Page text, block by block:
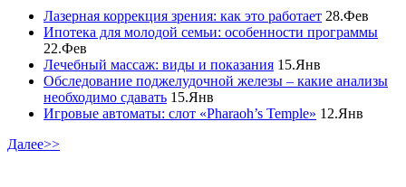
Лазерная коррекция зрения: как это работает 28.Фев
Ипотека для молодой семьи: особенности программы
22.Фев
Лечебный массаж: виды и показания 15.Янв
Обследование поджелудочной железы – какие анализы
необходимо сдавать 15.Янв
Игровые автоматы: слот «Pharaoh’s Temple» 12.Янв
Далее>>